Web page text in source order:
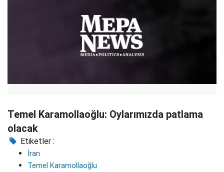
Temel Karamollaoğlu: Oylarımızda patlama
olacak
Etiketler :
İran
Temel Karamollaoğlu